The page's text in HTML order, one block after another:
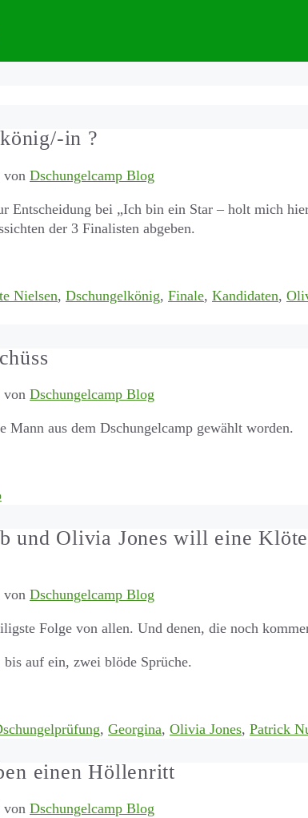
in ?
von Dschungelcamp Blog
Entscheidung bei „Ich bin ein Star – holt mich
der 3 Finalisten abgeben.
Nielsen, Dschungelkönig, Finale, Kandidaten,
von Dschungelcamp Blog
Mann aus dem Dschungelcamp gewählt worden.
und Olivia Jones will eine
von Dschungelcamp Blog
Folge von allen. Und denen, die noch
auf ein, zwei blöde Sprüche.
, Georgina, Olivia Jones, Patrick
einen Höllenritt
von Dschungelcamp Blog